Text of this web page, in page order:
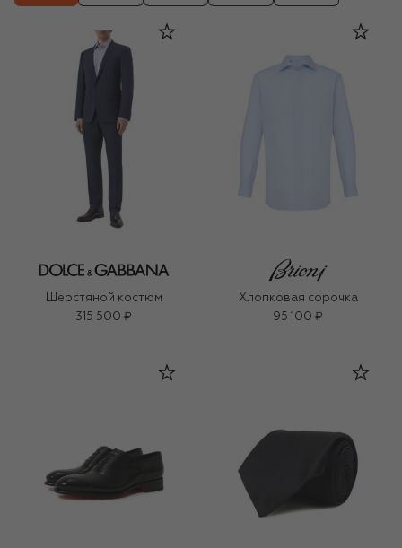
Шерстяной костюм
315 500 ₽
Хлопковая сорочка
95 100 ₽